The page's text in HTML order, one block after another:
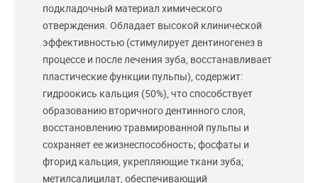
подкладочный материал химического
отверждения. Обладает высокой клинической
эффективностью (стимулирует дентиногенез в
процессе и после лечения зуба, восстанавливает
пластические функции пульпы), содержит:
гидроокись кальция (50%), что способствует
образованию вторичного дентинного слоя,
восстановлению травмированной пульпы и
сохраняет ее жизнеспособность; фосфаты и
фторид кальция, укрепляющие ткани зуба;
метилсалицилат, обеспечивающий